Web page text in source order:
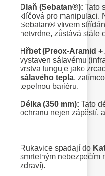
Dlaň (Sebatan®): Tato
klíčová pro manipulaci.
Sebatan® vlivem
netvrdne, zůstává stále
Hřbet (Preox-Aramid +
vystaven sálavému
vrstva funguje jako
sálavého tepla,
tepelnou bariéru.
Délka (350 mm): Tato
ochranu nejen zápěstí,
Rukavice spadají do
smrtelným nebezpečím
zdraví).